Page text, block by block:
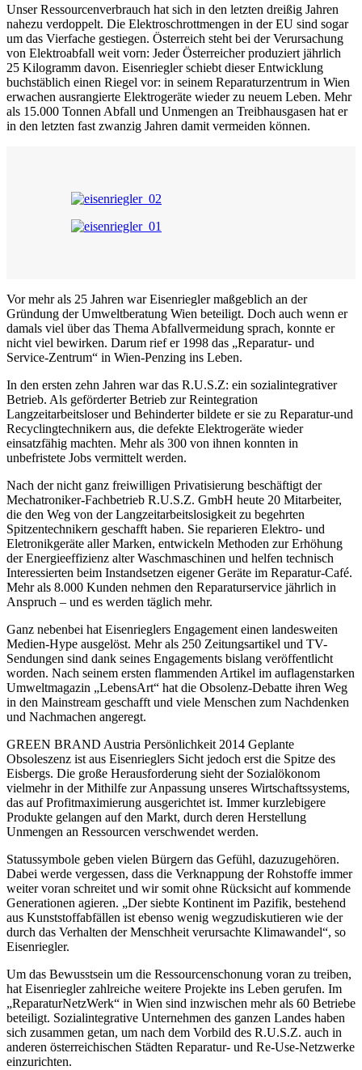
Unser Ressourcenverbrauch hat sich in den letzten dreißig Jahren
nahezu verdoppelt. Die Elektroschrottmengen in der EU sind sogar
um das Vierfache gestiegen. Österreich steht bei der Verursachung
von Elektroabfall weit vorn: Jeder Österreicher produziert jährlich
25 Kilogramm davon. Eisenriegler schiebt dieser Entwicklung
buchstäblich einen Riegel vor: in seinem Reparaturzentrum in Wien
erwachen ausrangierte Elektrogeräte wieder zu neuem Leben. Mehr
als 15.000 Tonnen Abfall und Unmengen an Treibhausgasen hat er
in den letzten fast zwanzig Jahren damit vermeiden können.
Vor mehr als 25 Jahren war Eisenriegler maßgeblich an der
Gründung der Umweltberatung Wien beteiligt. Doch auch wenn er
damals viel über das Thema Abfallvermeidung sprach, konnte er
nicht viel bewirken. Darum rief er 1998 das „Reparatur- und
Service-Zentrum“ in Wien-Penzing ins Leben.
In den ersten zehn Jahren war das R.U.S.Z: ein sozialintegrativer
Betrieb. Als geförderter Betrieb zur Reintegration
Langzeitarbeitsloser und Behinderter bildete er sie zu Reparatur-und
Recyclingtechnikern aus, die defekte Elektrogeräte wieder
einsatzfähig machten. Mehr als 300 von ihnen konnten in
unbefristete Jobs vermittelt werden.
Nach der nicht ganz freiwilligen Privatisierung beschäftigt der
Mechatroniker-Fachbetrieb R.U.S.Z. GmbH heute 20 Mitarbeiter,
die den Weg von der Langzeitarbeitslosigkeit zu begehrten
Spitzentechnikern geschafft haben. Sie reparieren Elektro- und
Eletronikgeräte aller Marken, entwickeln Methoden zur Erhöhung
der Energieeffizienz alter Waschmaschinen und helfen technisch
Interessierten beim Instandsetzen eigener Geräte im Reparatur-Café.
Mehr als 8.000 Kunden nehmen den Reparaturservice jährlich in
Anspruch – und es werden täglich mehr.
Ganz nebenbei hat Eisenrieglers Engagement einen landesweiten
Medien-Hype ausgelöst. Mehr als 250 Zeitungsartikel und TV-
Sendungen sind dank seines Engagements bislang veröffentlicht
worden. Nach seinem ersten flammenden Artikel im auflagenstarken
Umweltmagazin „LebensArt“ hat die Obsolenz-Debatte ihren Weg
in den Mainstream geschafft und viele Menschen zum Nachdenken
und Nachmachen angeregt.
GREEN BRAND Austria Persönlichkeit 2014 Geplante
Obsoleszenz ist aus Eisenrieglers Sicht jedoch erst die Spitze des
Eisbergs. Die große Herausforderung sieht der Sozialökonom
vielmehr in der Mithilfe zur Anpassung unseres Wirtschaftssystems,
das auf Profitmaximierung ausgerichtet ist. Immer kurzlebigere
Produkte gelangen auf den Markt, durch deren Herstellung
Unmengen an Ressourcen verschwendet werden.
Statussymbole geben vielen Bürgern das Gefühl, dazuzugehören.
Dabei werde vergessen, dass die Verknappung der Rohstoffe immer
weiter voran schreitet und wir somit ohne Rücksicht auf kommende
Generationen agieren. „Der siebte Kontinent im Pazifik, bestehend
aus Kunststoffabfällen ist ebenso wenig wegzudiskutieren wie der
durch das Verhalten der Menschheit verursachte Klimawandel“, so
Eisenriegler.
Um das Bewusstsein um die Ressourcenschonung voran zu treiben,
hat Eisenriegler zahlreiche weitere Projekte ins Leben gerufen. Im
„ReparaturNetzWerk“ in Wien sind inzwischen mehr als 60 Betriebe
beteiligt. Sozialintegrative Unternehmen des ganzen Landes haben
sich zusammen getan, um nach dem Vorbild des R.U.S.Z. auch in
anderen österreichischen Städten Reparatur- und Re-Use-Netzwerke
einzurichten.